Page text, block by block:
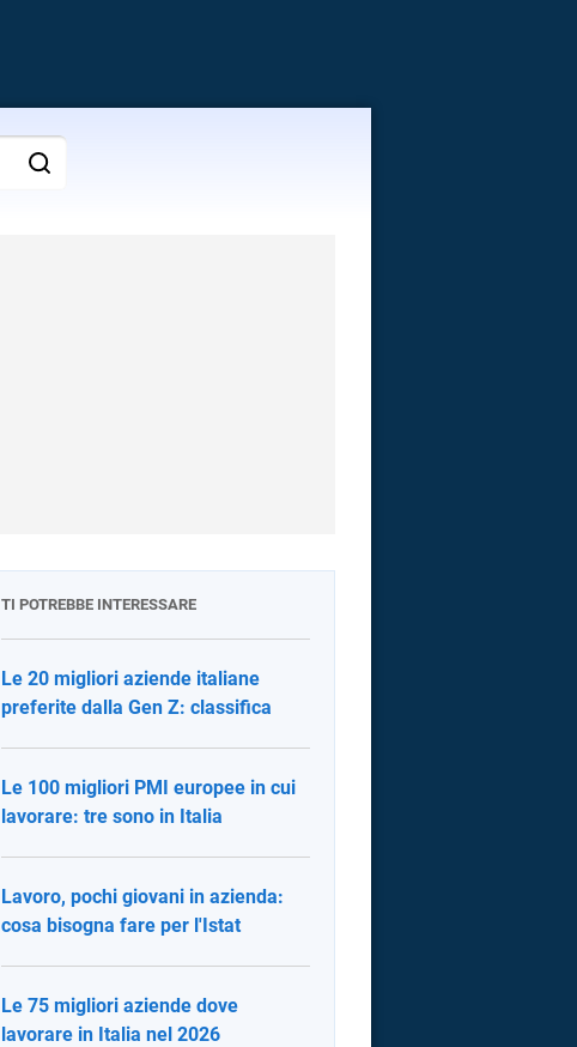
TI POTREBBE INTERESSARE
Le 20 migliori aziende italiane
preferite dalla Gen Z: classifica
Le 100 migliori PMI europee in cui
lavorare: tre sono in Italia
Lavoro, pochi giovani in azienda:
cosa bisogna fare per l'Istat
Le 75 migliori aziende dove
lavorare in Italia nel 2026